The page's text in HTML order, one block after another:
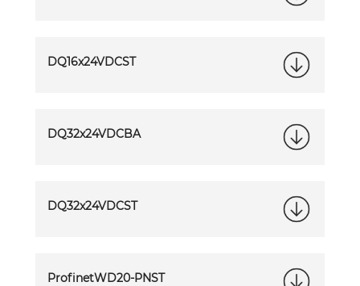
DQ16x24VDCST
DQ32x24VDCBA
DQ32x24VDCST
ProfinetWD20-PNST